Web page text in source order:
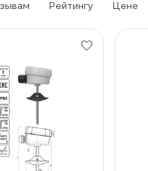
Рейтингу Цене